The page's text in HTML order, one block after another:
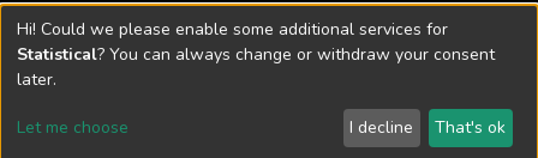
Universidad con Acreditación Institucional hasta 2026 -
Resolución MEN 2158 de 2018
DSpace software copyright © 2002-2026 LYRASIS
Send Feedback
Hi! Could we please enable some additional services for
Statistical? You can always change or withdraw your consent
later.
Let me choose I decline That's ok